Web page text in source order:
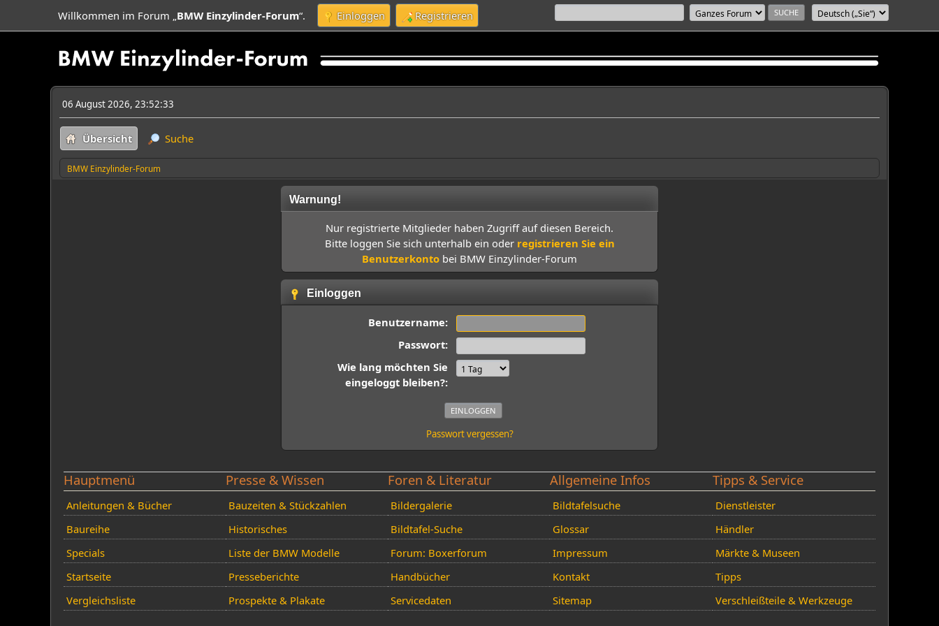
Willkommen im Forum „BMW Einzylinder-Forum“. Einloggen Registrieren
06 August 2026, 23:52:33
Übersicht Suche
BMW Einzylinder-Forum
Warnung!
Nur registrierte Mitglieder haben Zugriff auf diesen Bereich.
Bitte loggen Sie sich unterhalb ein oder registrieren Sie ein
Benutzerkonto bei BMW Einzylinder-Forum
Einloggen
Benutzername:
Passwort:
Wie lang möchten Sie
eingeloggt bleiben?:
Passwort vergessen?
Hauptmenü
Anleitungen & Bücher
Baureihe
Specials
Startseite
Vergleichsliste
Presse & Wissen
Bauzeiten & Stückzahlen
Historisches
Liste der BMW Modelle
Presseberichte
Prospekte & Plakate
Foren & Literatur
Bildergalerie
Bildtafel-Suche
Forum: Boxerforum
Handbücher
Servicedaten
Allgemeine Infos
Bildtafelsuche
Glossar
Impressum
Kontakt
Sitemap
Tipps & Service
Dienstleister
Händler
Märkte & Museen
Tipps
Verschleißteile & Werkzeuge